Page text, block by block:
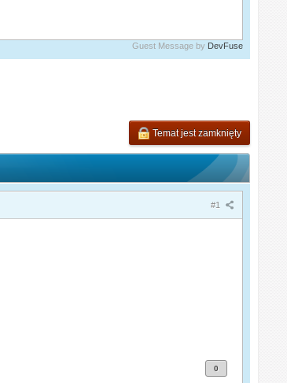
Guest Message by DevFuse
Temat jest zamknięty
#1
0